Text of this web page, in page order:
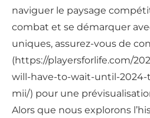
naviguer le paysage
combat et se démarquer
uniques, assurez-vous de
(https://playersforlife.com/
will-have-to-wait-until-2024-
mii/) pour une
Alors que nous explorons